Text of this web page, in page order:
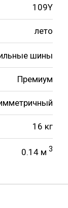
109Y
лето
шины
Премиум
16 кг
0.14 м 3